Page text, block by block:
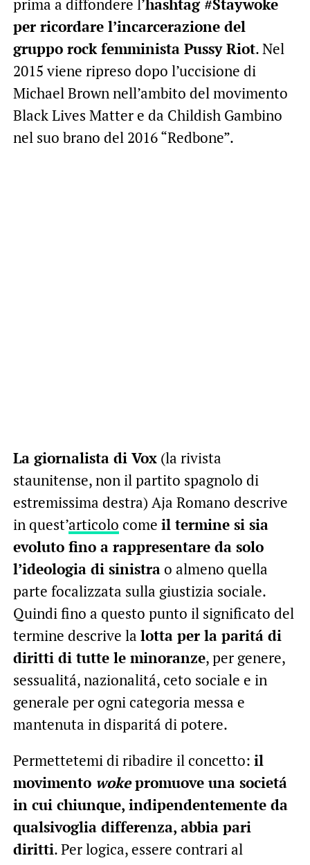
prima a diffondere l’hashtag #Staywoke
per ricordare l’incarcerazione del
gruppo rock femminista Pussy Riot. Nel
2015 viene ripreso dopo l’uccisione di
Michael Brown nell’ambito del movimento
Black Lives Matter e da Childish Gambino
nel suo brano del 2016 “Redbone”.
La giornalista di Vox(la rivista
staunitense, non il partito spagnolo di
estremissima destra) Aja Romano descrive
in quest’articolo come il termine si sia
evoluto fino a rappresentare da solo
l’ideologia di sinistrao almeno quella
parte focalizzata sulla giustizia sociale.
Quindi fino a questo punto il significato del
termine descrive la lotta per la paritá di
diritti di tutte le minoranze, per genere,
sessualitá, nazionalitá, ceto sociale e in
generale per ogni categoria messa e
mantenuta in disparitá di potere.
Permettetemi di ribadire il concetto: il
movimento wokepromuove una societá
in cui chiunque, indipendentemente da
qualsivoglia differenza, abbia pari
diritti. Per logica, essere contrari al